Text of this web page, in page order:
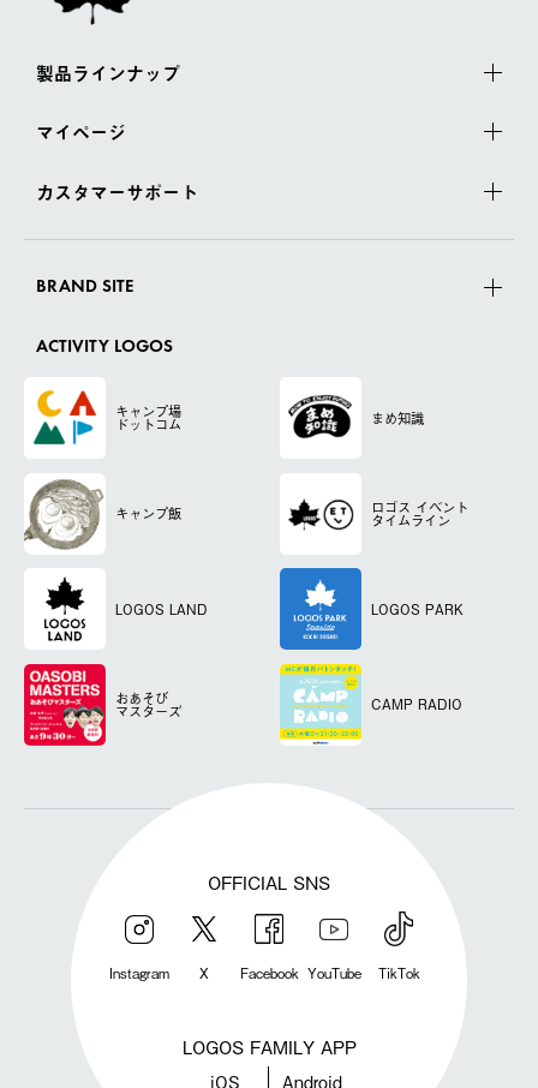
製品ラインナップ
マイページ
カスタマーサポート
BRAND SITE
ACTIVITY LOGOS
キャンプ場
ドットコム まめ知識
キャンプ飯 ロゴス イベント
タイムライン
LOGOS LAND LOGOS PARK
おあそび
マスターズ CAMP RADIO
OFFICIAL SNS
Instagram X Facebook YouTube TikTok
LOGOS FAMILY APP
iOS Android